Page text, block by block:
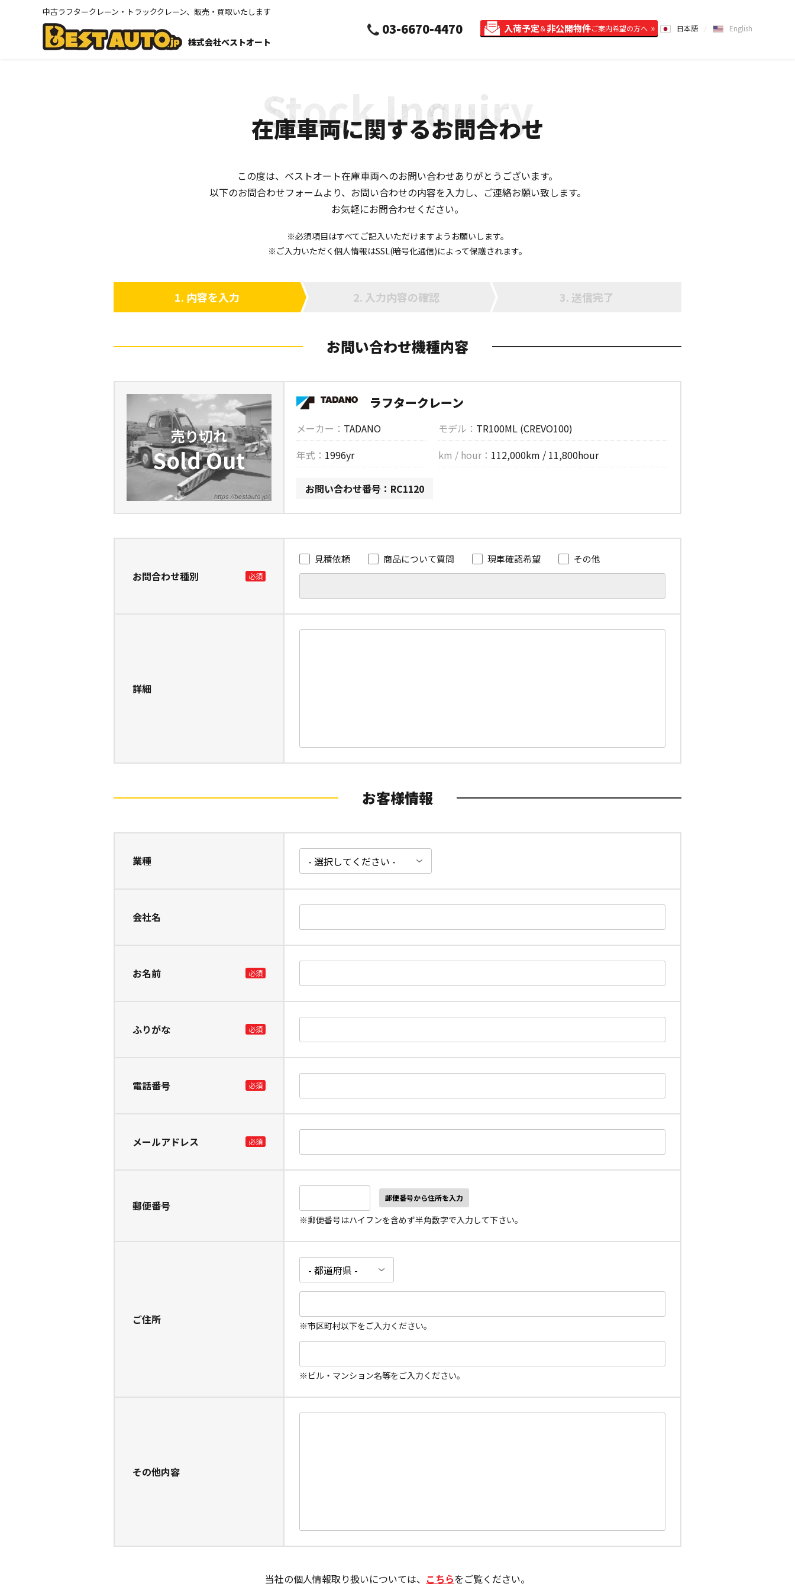
中古ラフタークレーン・トラッククレーン、販売・買取いたします
株式会社ベストオート
03-6670-4470 入荷予定＆非公開物件ご案内希望の方へ 日本語 English
在庫車両に関するお問合わせ
この度は、ベストオート在庫車両へのお問い合わせありがとうございます。
以下のお問合わせフォームより、 お問い合わせの内容を入力し、ご連絡お願い致します。
お気軽にお問合わせください。
※必須項目はすべてご記入いただけますようお願いします。
※ご入力いただく個人情報はSSL(暗号化通信)によって保護されます。
内容を入力 入力内容の確認 送信完了
お問い合わせ機種内容
ラフタークレーン
メーカー： TADANO モデル： TR100ML (CREVO100)
年式： 1996yr km / hour： 112,000km / 11,800hour
お問い合わせ番号：RC1120
お問合わせ種別
見積依頼 商品について質問 現車確認希望 その他
詳細
お客様情報
業種
会社名
お名前
ふりがな
電話番号
メールアドレス
郵便番号
郵便番号から住所を入力
※郵便番号はハイフンを含めず半角数字で入力して下さい。
ご住所 ※市区町村以下をご入力ください。
※ビル・マンション名等をご入力ください。
その他内容
当社の個人情報取り扱いについては、 こちらをご覧ください。